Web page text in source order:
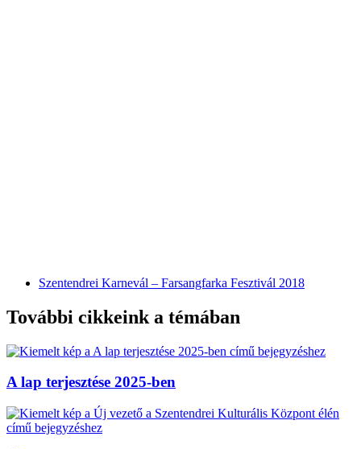
Szentendrei Karnevál – Farsangfarka Fesztivál 2018
További cikkeink a témában
A lap terjesztése 2025-ben